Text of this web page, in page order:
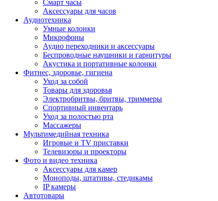
Смарт часы
Аксессуары для часов
Аудиотехника
Умные колонки
Микрофоны
Аудио переходники и аксессуары
Беспроводные наушники и гарнитуры
Акустика и портативные колонки
Фитнес, здоровье, гигиена
Уход за собой
Товары для здоровья
Электробритвы, бритвы, триммеры
Спортивный инвентарь
Уход за полостью рта
Массажеры
Мультимедийная техника
Игровые и TV приставки
Телевизоры и проекторы
Фото и видео техника
Аксессуары для камер
Моноподы, штативы, стедикамы
IP камеры
Автотовары